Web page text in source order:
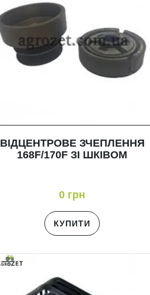
ВІДЦЕНТРОВЕ ЗЧЕПЛЕННЯ
168F/170F ЗІ ШКІВОМ
0 грн
КУПИТИ